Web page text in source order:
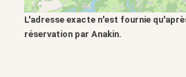
L'adresse exacte n'est fournie
réservation par Anakin.